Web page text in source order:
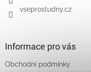
vseprostudny.cz
Informace pro vás
Obchodní podmínky